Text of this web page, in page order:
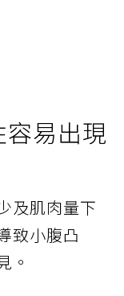
易出現
及肌肉量下
致小腹凸
。